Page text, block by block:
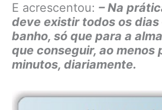
E acrescentou: – Na
deve existir todos os dias
banho, só que para a
que conseguir, ao menos
minutos, diariamente.